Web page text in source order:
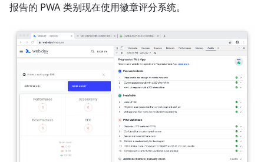
报告的 PWA 类别现在使用徽章评分系统。